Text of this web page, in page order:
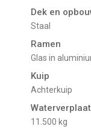
Dek en
Staal
Ramen
Glas in
Kuip
Achterkuip
11.500 kg